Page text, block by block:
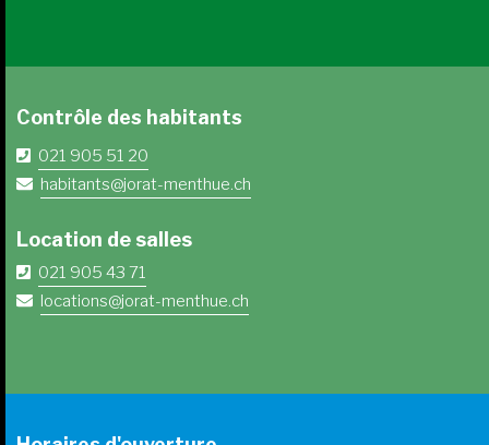
Contrôle des habitants
021 905 51 20
habitants@jorat-menthue.ch
Location de salles
021 905 43 71
locations@jorat-menthue.ch